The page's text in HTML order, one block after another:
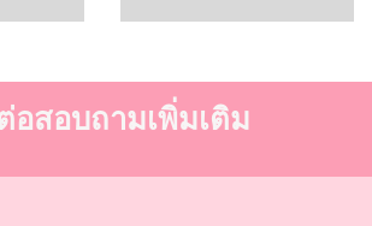
อสอบถามเพิ่มเติม